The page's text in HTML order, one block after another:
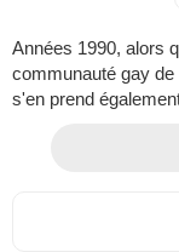
Années 1990, alors
communauté gay
s'en prend